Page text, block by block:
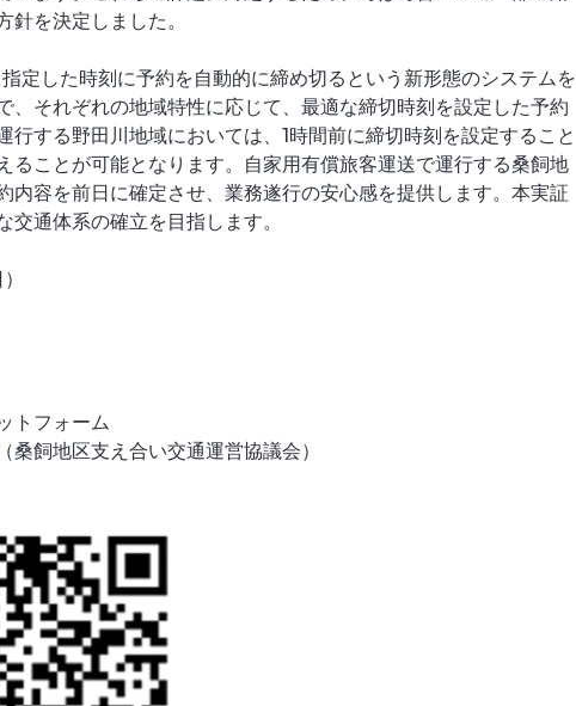
を決定しました。
した時刻に予約を自動的に締め切るという新形態のシステムを
それぞれの地域特性に応じて、最適な締切時刻を設定した予約
する野田川地域においては、1時間前に締切時刻を設定すること
ことが可能となります。自家用有償旅客運送で運行する桑飼地
容を前日に確定させ、業務遂行の安心感を提供します。本実証
通体系の確立を目指します。
トフォーム
飼地区支え合い交通運営協議会）